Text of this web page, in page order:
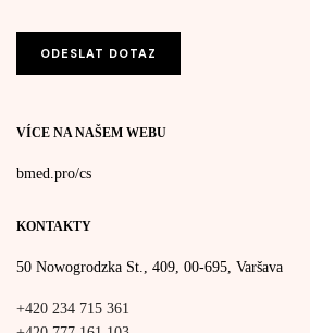
VÍCE NA NAŠEM WEBU
bmed.pro/cs
KONTAKTY
50 Nowogrodzka St., 409, 00-695, Varšava
+420 234 715 361